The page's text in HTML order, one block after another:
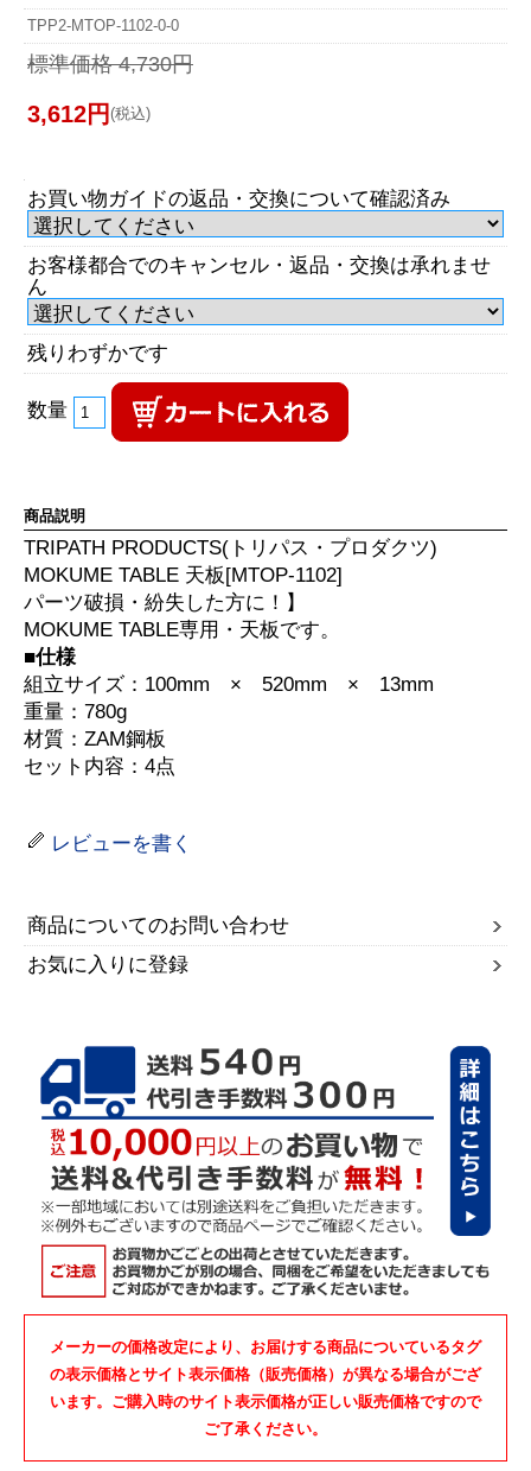
TPP2-MTOP-1102-0-0
標準価格 4,730円
3,612円 (税込)
お買い物ガイドの返品・交換について確認済み
お客様都合でのキャンセル・返品・交換は承れませ
ん
残りわずかです
数量
商品説明
TRIPATH PRODUCTS(トリパス・プロダクツ)
MOKUME TABLE 天板[MTOP-1102]
パーツ破損・紛失した方に！】
MOKUME TABLE専用・天板です。
■仕様
組立サイズ：100mm × 520mm × 13mm
重量：780g
材質：ZAM鋼板
セット内容：4点
レビューを書く
商品についてのお問い合わせ
お気に入りに登録
メーカーの価格改定により、お届けする商品についているタグ
の表示価格とサイト表示価格（販売価格）が異なる場合がござ
います。ご購入時のサイト表示価格が正しい販売価格ですので
ご了承ください。